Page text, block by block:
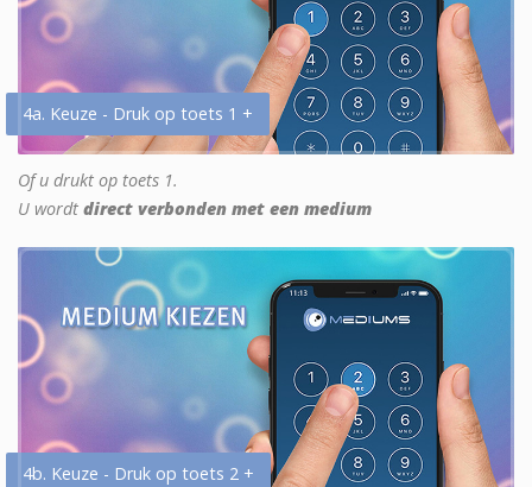
4a. Keuze - Druk op toets 1 +
Of u drukt op toets 1.
U wordt direct verbonden met een medium
4b. Keuze - Druk op toets 2 +